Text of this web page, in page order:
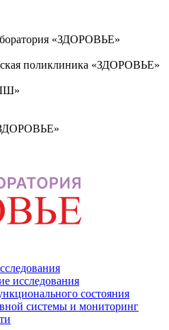
«ЗДОРОВЬЕ»
поликлиника «ЗДОРОВЬЕ»
исследования
состояния
системы и мониторинг